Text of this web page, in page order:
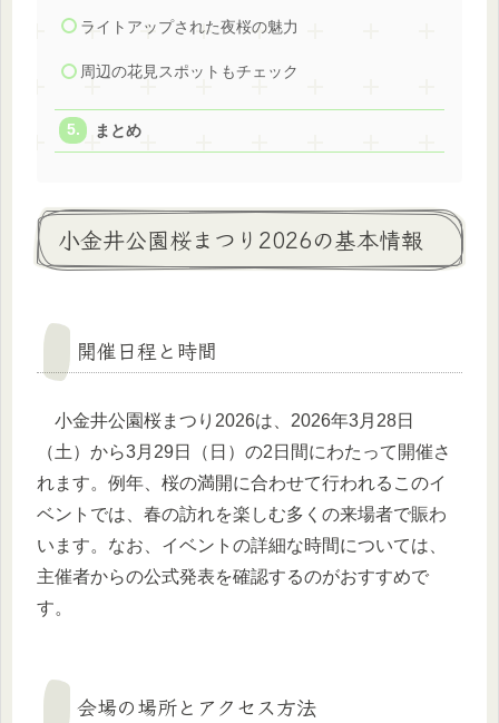
ライトアップされた夜桜の魅力
周辺の花見スポットもチェック
まとめ
小金井公園桜まつり2026の基本情報
開催日程と時間
小金井公園桜まつり2026は、2026年3月28日
（土）から3月29日（日）の2日間にわたって開催さ
れます。例年、桜の満開に合わせて行われるこのイ
ベントでは、春の訪れを楽しむ多くの来場者で賑わ
います。なお、イベントの詳細な時間については、
主催者からの公式発表を確認するのがおすすめで
す。
会場の場所とアクセス方法